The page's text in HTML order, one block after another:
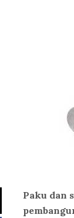
TwitterPaku dan